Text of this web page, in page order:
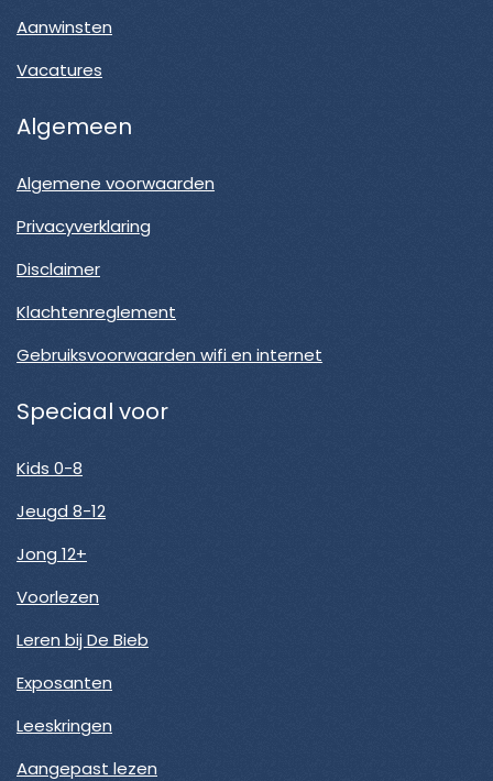
Aanwinsten
Vacatures
Algemeen
Algemene voorwaarden
Privacyverklaring
Disclaimer
Klachtenreglement
Gebruiksvoorwaarden wifi en internet
Speciaal voor
Kids 0-8
Jeugd 8-12
Jong 12+
Voorlezen
Leren bij De Bieb
Exposanten
Leeskringen
Aangepast lezen